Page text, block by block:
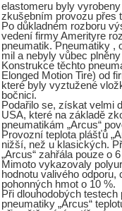
elastomeru byly
zkušebním provozu přes
Po důkladném rozboru
vedení firmy Amerityre
pneumatik. Pneumatiky ,
mil a nebyly vůbec
Konstrukce těchto
Elonged Motion Tire) od
které byly vyztužené
bočnici.
Podařilo se, získat velmi
USA, které na základě
pneumatikám „Arcus“
Provozní teplota plášťů
nižší, než u klasických.
„Arcus“ zahřála pouze o
Mimoto vykazovaly
hodnotu valivého
pohonných hmot o 10 %.
Při dlouhodobých
pneumatiky „Arcus“